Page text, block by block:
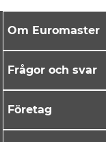
Om Euromaster
Frågor och svar
Företag